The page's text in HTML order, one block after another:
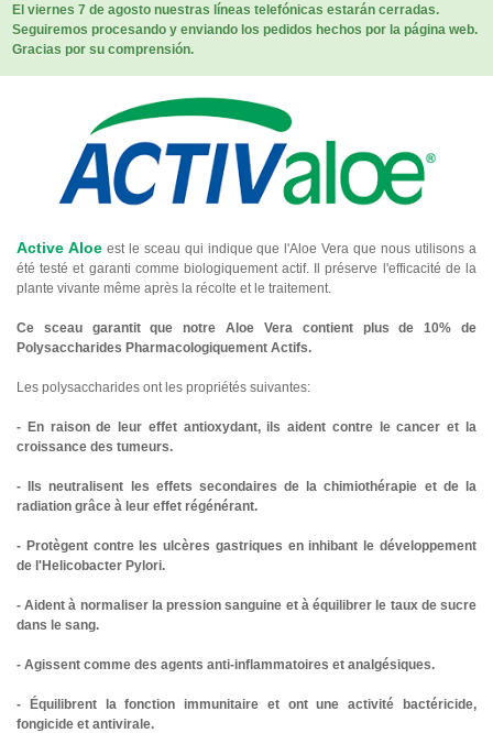
El viernes 7 de agosto nuestras líneas telefónicas estarán cerradas.
Seguiremos procesando y enviando los pedidos hechos por la página web.
Gracias por su comprensión.
Active Aloeest le sceau qui indique que l'Aloe Vera que nous utilisons a
été testé et garanti comme biologiquement actif. Il préserve l'efficacité de la
plante vivante même après la récolte et le traitement.
Ce sceau garantit que notre Aloe Vera contient plus de 10% de
Polysaccharides Pharmacologiquement Actifs.
Les polysaccharides ont les propriétés suivantes:
- En raison de leur effet antioxydant, ils aident contre le cancer et la
croissance des tumeurs.
- Ils neutralisent les effets secondaires de la chimiothérapie et de la
radiation grâce à leur effet régénérant.
- Protègent contre les ulcères gastriques en inhibant le développement
de l'Helicobacter Pylori.
- Aident à normaliser la pression sanguine et à équilibrer le taux de sucre
dans le sang.
- Agissent comme des agents anti-inflammatoires et analgésiques.
- Équilibrent la fonction immunitaire et ont une activité bactéricide,
fongicide et antivirale.